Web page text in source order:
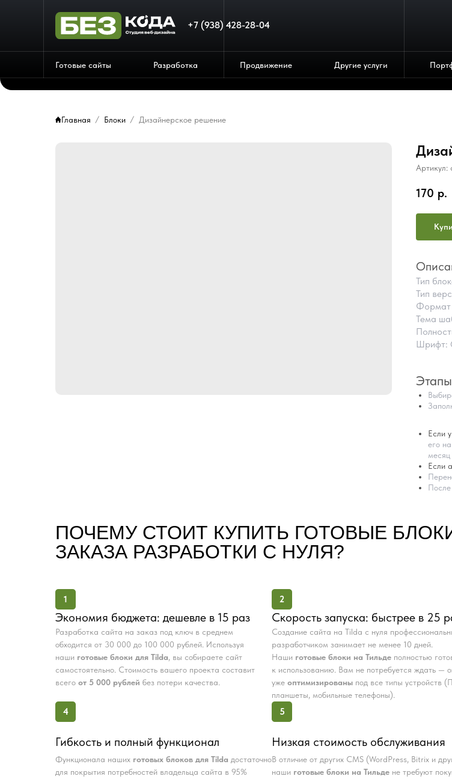
+7 (938) 428-28-04
Готовые сайты Разработка Продвижение Другие услуги
Главная Блоки Дизайнерское решение
Артикул:
170 р.
Тип
Тип
Формат
Тема
Шрифт:
Если
его
Если
После
ПОЧЕМУ СТОИТ КУПИТЬ ГОТОВЫЕ
ЗАКАЗА РАЗРАБОТКИ С НУЛЯ?
1
Экономия бюджета: дешевле в 15 раз
Разработка сайта на заказ под ключ в среднем
обходится от 30 000 до 100 000 рублей. Используя
наши готовые блоки для Tilda, вы собираете сайт
самостоятельно. Стоимость вашего проекта составит
всего от 5 000 рублей без потери качества.
2
Скорость запуска: быстрее в 25
Создание сайта на Tilda с нуля
разработчиком занимает не менее 10 дней.
Наши готовые блоки на Тильде полностью
к использованию. Вам не потребуется ждать —
уже оптимизированы под все типы устройств
планшеты, мобильные телефоны).
Функционала наших готовых блоков для Tilda достаточно
для покрытия потребностей владельца сайта в 95%
Гибкость и полный функционал
4
В отличие от других CMS (WordPress, Bitrix и
наши готовые блоки на Тильде не требуют
Низкая стоимость обслуживания
5